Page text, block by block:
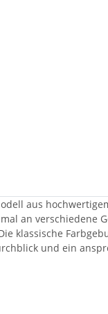
aus
an verschiedene
klassische
und ein